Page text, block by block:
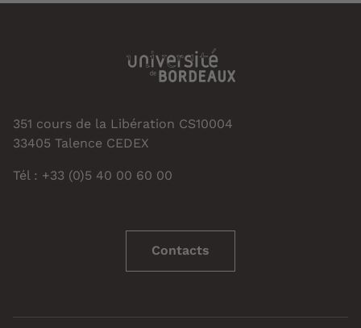
351 cours de la Libération CS10004
33405 Talence CEDEX
Tél : +33 (0)5 40 00 60 00
Contacts